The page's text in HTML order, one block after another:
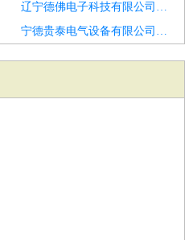
辽宁德佛电子科技有限公司招聘机电员
宁德贵泰电气设备有限公司招聘工程机电